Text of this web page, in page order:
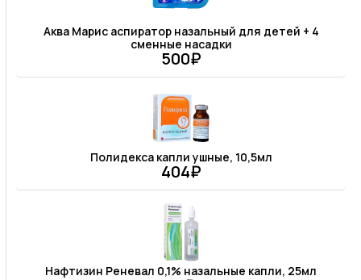
Аква Марис аспиратор назальный для детей + 4
сменные насадки
500₽
Полидекса капли ушные, 10,5мл
404₽
Нафтизин Реневал 0,1% назальные капли, 25мл